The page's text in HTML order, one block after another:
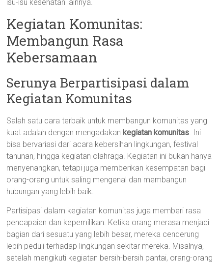
isu-isu kesehatan lainnya.
Kegiatan Komunitas:
Membangun Rasa
Kebersamaan
Serunya Berpartisipasi dalam
Kegiatan Komunitas
Salah satu cara terbaik untuk membangun komunitas yang
kuat adalah dengan mengadakan kegiatan komunitas. Ini
bisa bervariasi dari acara kebersihan lingkungan, festival
tahunan, hingga kegiatan olahraga. Kegiatan ini bukan hanya
menyenangkan, tetapi juga memberikan kesempatan bagi
orang-orang untuk saling mengenal dan membangun
hubungan yang lebih baik.
Partisipasi dalam kegiatan komunitas juga memberi rasa
pencapaian dan kepemilikan. Ketika orang merasa menjadi
bagian dari sesuatu yang lebih besar, mereka cenderung
lebih peduli terhadap lingkungan sekitar mereka. Misalnya,
setelah mengikuti kegiatan bersih-bersih pantai, orang-orang